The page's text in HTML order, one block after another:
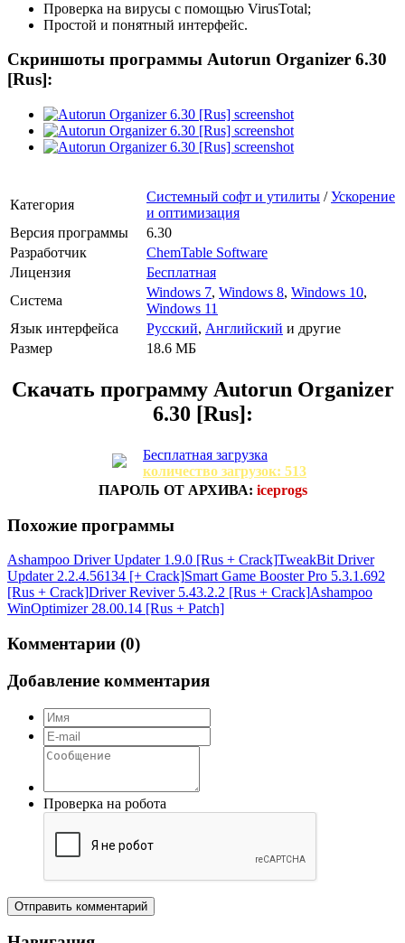
Проверка на вирусы с помощью VirusTotal;
Простой и понятный интерфейс.
Скриншоты программы Autorun Organizer 6.30
[Rus]:
Категория
Системный софт и утилиты /Ускорение
и оптимизация
Версия программы
6.30
Разработчик
ChemTable Software
Лицензия
Бесплатная
Система
Windows 7, Windows 8, Windows 10,
Windows 11
Язык интерфейса
Русский, Английский и другие
Размер
18.6 МБ
Скачать программу Autorun Organizer
6.30 [Rus]:
Бесплатная загрузка
количество загрузок: 513
ПАРОЛЬ ОТ АРХИВА: iceprogs
Похожие программы
Ashampoo Driver Updater 1.9.0 [Rus + Crack]TweakBit Driver
Updater 2.2.4.56134 [+ Crack]Smart Game Booster Pro 5.3.1.692
[Rus + Crack]Driver Reviver 5.43.2.2 [Rus + Crack]Ashampoo
WinOptimizer 28.00.14 [Rus + Patch]
Комментарии (0)
Добавление комментария
Проверка на робота
Отправить комментарий